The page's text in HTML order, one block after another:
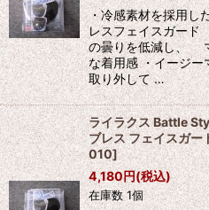
絞り
・冷感素材を採用し
レスフェイスガード
の曇りを低減し、
な着用感 ・イージー
取り外して …
ライラクス Battle
ブレス フェイスガ
010]
4,180円(税込)
在庫数 1個